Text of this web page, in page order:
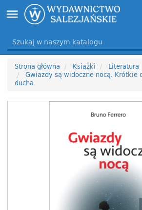
navigation
menu
Strona główna Książki
Literatura
Gwiazdy są widoczne nocą. Krótkie
ducha